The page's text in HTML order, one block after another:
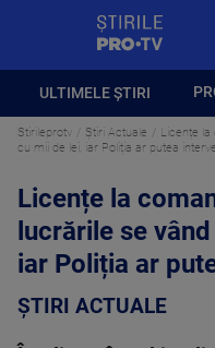
ULTIMELE ȘTIRI
Stirileprotv Știri Actuale
Licențe la
cu mii de lei, iar Poliția ar putea
Licențe la
lucrările se
iar Poliția ar
ȘTIRI ACTUALE